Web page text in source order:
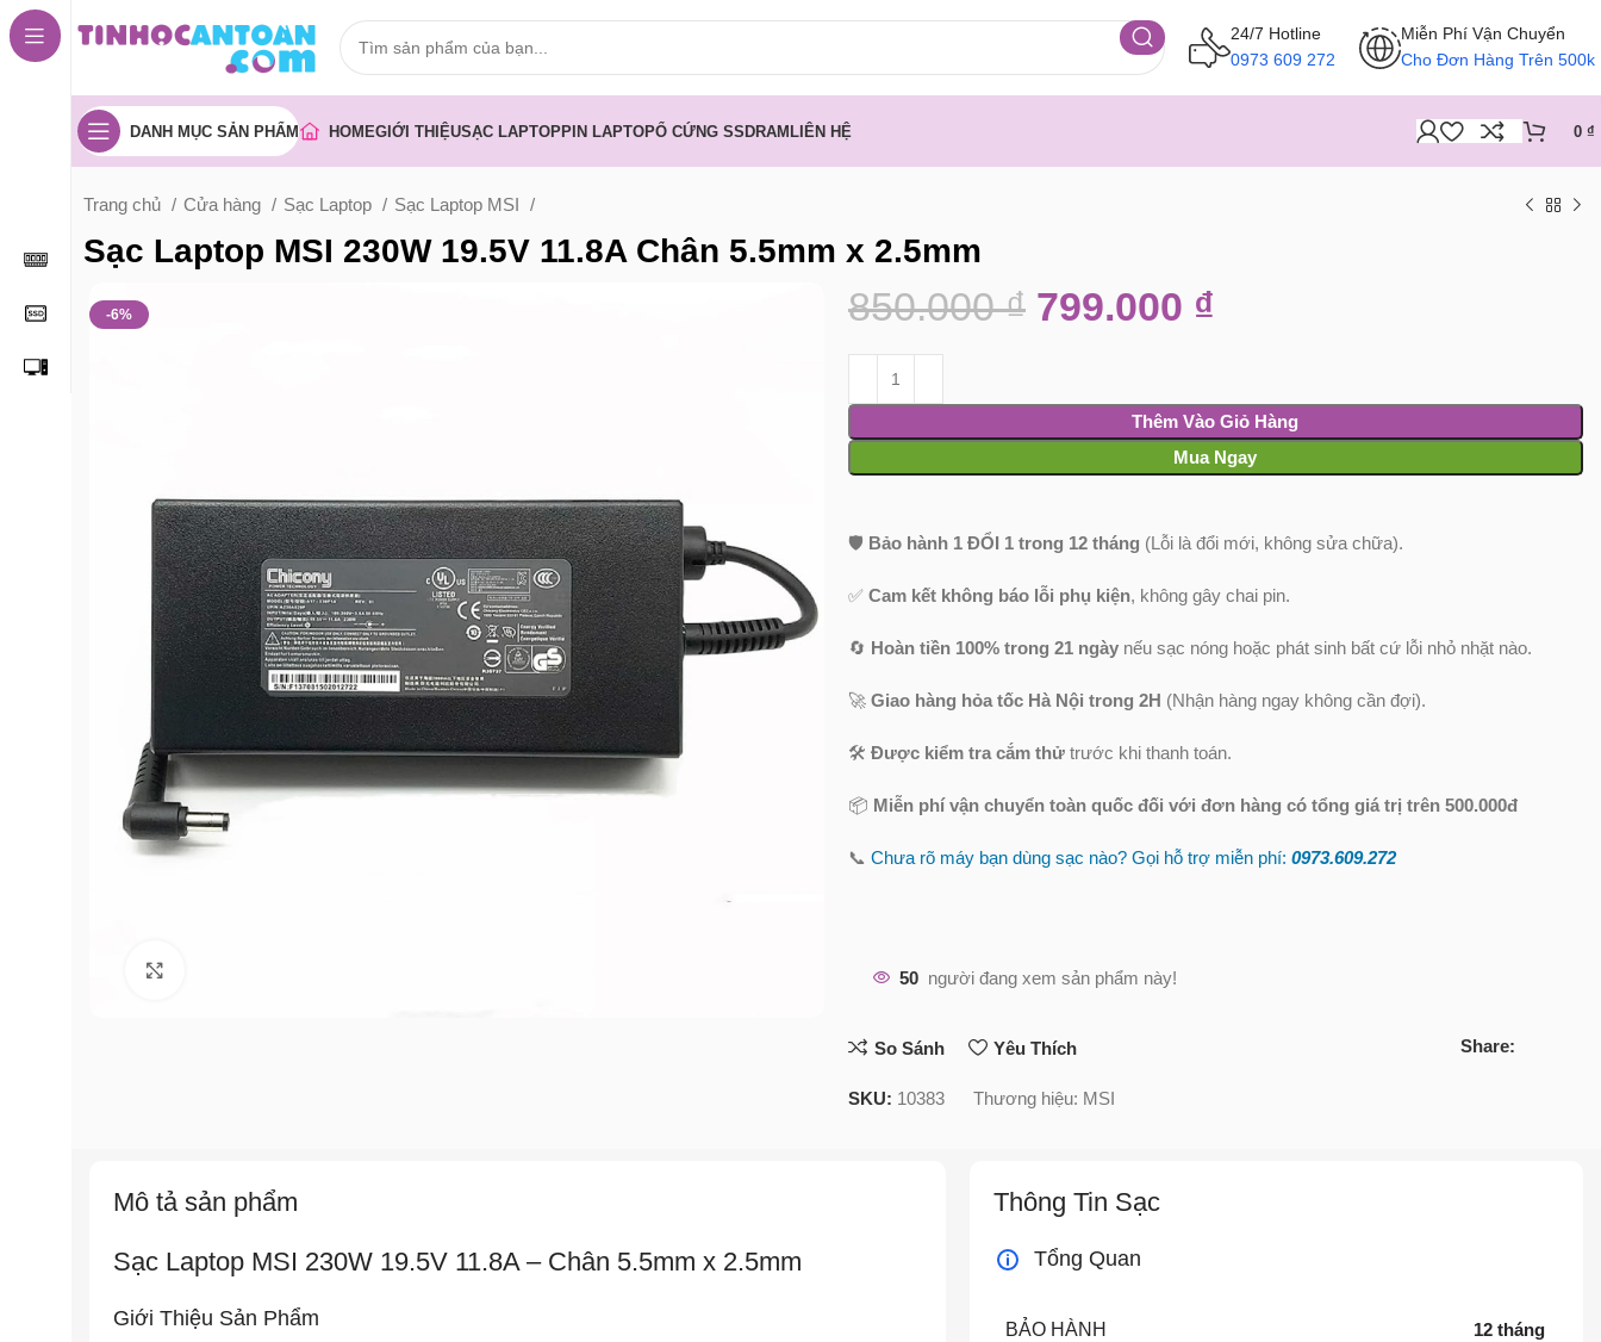
24/7 Hotline
0973 609 272
Miễn Phí Vận Chuyển
Cho Đơn Hàng Trên 500k
DANH MỤC SẢN PHẨM HOMEGIỚI THIỆUSẠC LAPTOPPIN LAPTOPỔ CỨNG SSDRAMLIÊN HỆ 0 ₫
Trang chủ Cửa hàng Sạc Laptop Sạc Laptop MSI
Sạc Laptop MSI 230W 19.5V 11.8A Chân 5.5mm x 2.5mm
-6% 850.000₫ 799.000 ₫
Thêm Vào Giỏ Hàng
Mua Ngay
🛡️ Bảo hành 1 ĐỔI 1 trong 12 tháng (Lỗi là đổi mới, không sửa chữa).
✅ Cam kết không báo lỗi phụ kiện, không gây chai pin.
🔄 Hoàn tiền 100% trong 21 ngày nếu sạc nóng hoặc phát sinh bất cứ lỗi nhỏ nhặt nào.
🚀 Giao hàng hỏa tốc Hà Nội trong 2H (Nhận hàng ngay không cần đợi).
🛠️ Được kiểm tra cắm thử trước khi thanh toán.
📦 Miễn phí vận chuyển toàn quốc đối với đơn hàng có tổng giá trị trên 500.000đ
📞 Chưa rõ máy bạn dùng sạc nào? Gọi hỗ trợ miễn phí: 0973.609.272
50 người đang xem sản phẩm này!
So Sánh Yêu Thích Share:
SKU: 10383 Thương hiệu: MSI
Mô tả sản phẩm
Sạc Laptop MSI 230W 19.5V 11.8A – Chân 5.5mm x 2.5mm
Giới Thiệu Sản Phẩm
Thông Tin Sạc
Tổng Quan
BẢO HÀNH 12 tháng